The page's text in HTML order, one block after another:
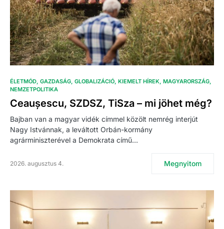
ÉLETMÓD GAZDASÁG GLOBALIZÁCIÓ KIEMELT HÍREK MAGYARORSZÁG
NEMZETPOLITIKA
Ceaușescu, SZDSZ, TiSza – mi jöhet még?
Bajban van a magyar vidék címmel közölt nemrég interjút
Nagy Istvánnak, a leváltott Orbán-kormány
agrárminiszterével a Demokrata című…
2026. augusztus 4. Megnyitom